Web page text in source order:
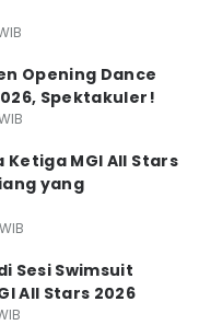
Opening Dance
Spektakuler!
MGI All Stars
yang
Sesi Swimsuit
All Stars 2026